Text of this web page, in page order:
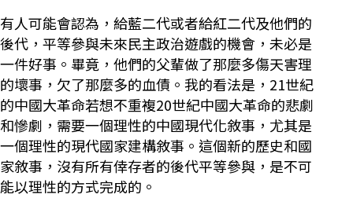
有人可能會認為，給藍二代或者給紅二代及他們的
後代，平等參與未來民主政治遊戲的機會，未必是
一件好事。畢竟，他們的父輩做了那麼多傷天害理
的壞事，欠了那麼多的血債。我的看法是，21世紀
的中國大革命若想不重複20世紀中國大革命的悲劇
和慘劇，需要一個理性的中國現代化敘事，尤其是
一個理性的現代國家建構敘事。這個新的歷史和國
家敘事，沒有所有倖存者的後代平等參與，是不可
能以理性的方式完成的。